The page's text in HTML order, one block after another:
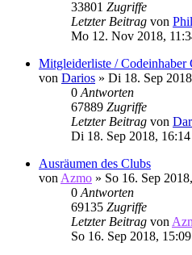
33801 Zugriffe
Letzter Beitrag von
Mo 12. Nov 2018,
Mitgleiderliste / Codeinhaber
von Darios » Di 18. Sep
0 Antworten
67889 Zugriffe
Letzter Beitrag von
Di 18. Sep 2018, 16:14
Ausräumen des Clubs
von Azmo » So 16. Sep
0 Antworten
69135 Zugriffe
Letzter Beitrag von
So 16. Sep 2018, 15:09